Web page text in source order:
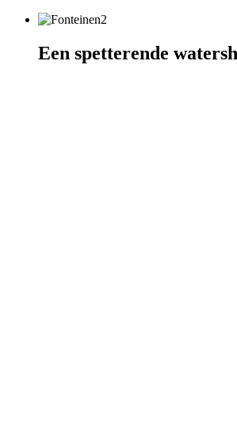
Een spetterende